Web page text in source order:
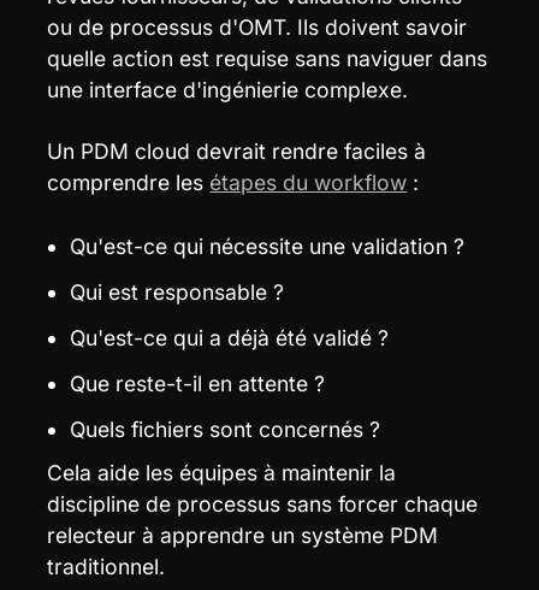
ou de processus d'OMT. Ils doivent savoir
quelle action est requise sans naviguer dans
une interface d'ingénierie complexe.
Un PDM cloud devrait rendre faciles à
comprendre les étapes du workflow :
Qu'est-ce qui nécessite une validation ?
Qui est responsable ?
Qu'est-ce qui a déjà été validé ?
Que reste-t-il en attente ?
Quels fichiers sont concernés ?
Cela aide les équipes à maintenir la
discipline de processus sans forcer chaque
relecteur à apprendre un système PDM
traditionnel.